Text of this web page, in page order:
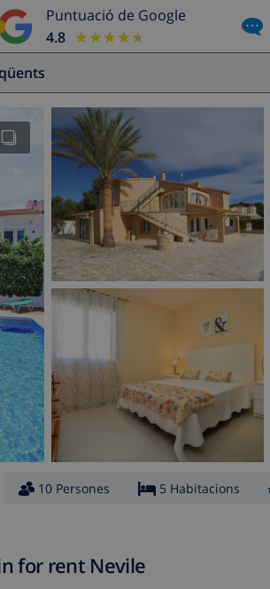
Puntuació de Google
4.8
★★★★★
★★★★★
10 Persones 5 Habitacions
for rent Nevile